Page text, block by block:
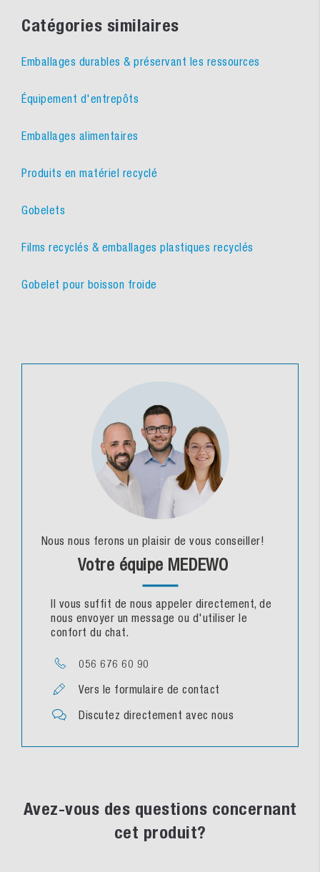
Catégories similaires
Emballages durables & préservant les ressources
Équipement d'entrepôts
Emballages alimentaires
Produits en matériel recyclé
Gobelets
Films recyclés & emballages plastiques recyclés
Gobelet pour boisson froide
Nous nous ferons un plaisir de vous conseiller!
Votre équipe MEDEWO
Il vous suffit de nous appeler directement, de
nous envoyer un message ou d'utiliser le
confort du chat.
056 676 60 90
Vers le formulaire de contact
Discutez directement avec nous
Avez-vous des questions concernant
cet produit?